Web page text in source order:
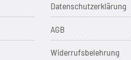
Datenschutzerklärung
AGB
Widerrufsbelehrung